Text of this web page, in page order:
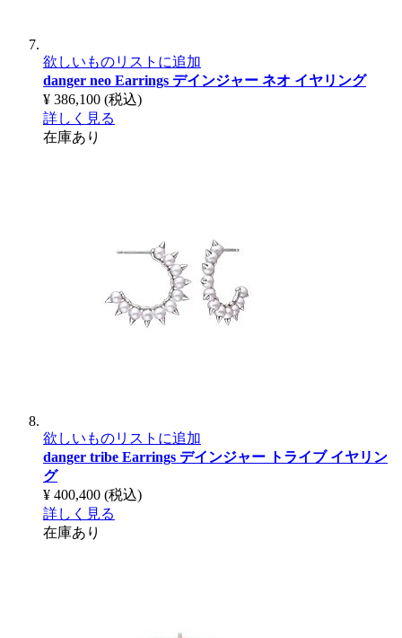
欲しいものリストに追加
danger neo Earrings デインジャー ネオ イヤリング
¥ 386,100 (税込)
詳しく見る
在庫あり
欲しいものリストに追加
danger tribe Earrings デインジャー トライブ イヤリン
グ
¥ 400,400 (税込)
詳しく見る
在庫あり